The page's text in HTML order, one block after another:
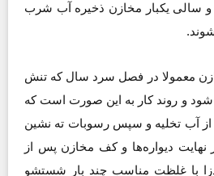
و سالی یکبار مخازن ذخیره آب شرب
معمولا در فصل سرد سال که تنش
شود و روند کار به این صورت است که
از آب تخلیه و سپس رسوبات ته نشین
دیواره‌ها و کف مخازن پس از
با غلظت مناسب چند بار شستشو